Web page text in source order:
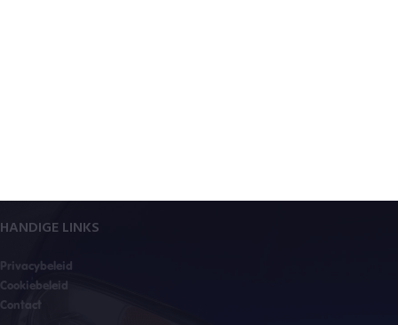
HANDIGE LINKS
Privacybeleid
Cookiebeleid
Contact